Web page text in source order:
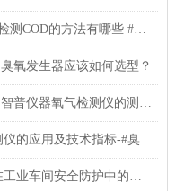
最常见的5种检测COD的方法有哪些 #臭氧分析仪
氧发生器应该如何选型？
#臭氧检测仪 智普仪器氧气检测仪的测量范围
二氧化碳检测仪的应用及技术指标-#臭氧检测仪
臭氧监测仪在工业车间安全防护中的应用